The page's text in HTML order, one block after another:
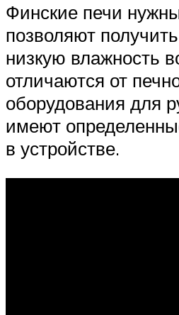
Финские печи
позволяют
низкую влажность
отличаются от
оборудования для
имеют
в устройстве.